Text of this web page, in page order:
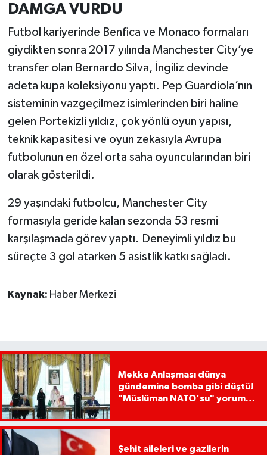
DAMGA VURDU
Futbol kariyerinde Benfica ve Monaco formaları
giydikten sonra 2017 yılında Manchester City’ye
transfer olan Bernardo Silva, İngiliz devinde
adeta kupa koleksiyonu yaptı. Pep Guardiola’nın
sisteminin vazgeçilmez isimlerinden biri haline
gelen Portekizli yıldız, çok yönlü oyun yapısı,
teknik kapasitesi ve oyun zekasıyla Avrupa
futbolunun en özel orta saha oyuncularından biri
olarak gösterildi.
29 yaşındaki futbolcu, Manchester City
formasıyla geride kalan sezonda 53 resmi
karşılaşmada görev yaptı. Deneyimli yıldız bu
süreçte 3 gol atarken 5 asistlik katkı sağladı.
Kaynak: Haber Merkezi
Mekke Anlaşması dünya
gündemine bomba gibi düştü!
"Müslüman NATO'su" yorumu
Şehit aileleri ve gazilerin